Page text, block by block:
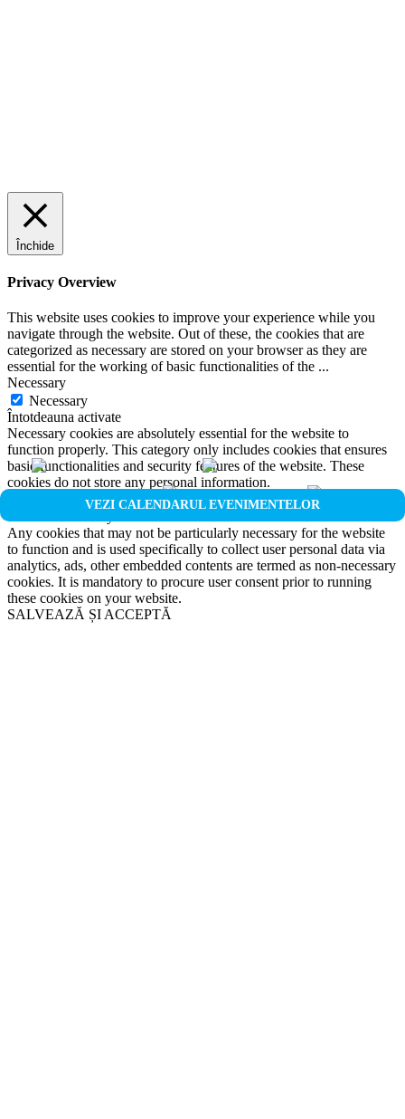
VEZI CALENDARUL EVENIMENTELOR
Închide
Privacy Overview
This website uses cookies to improve your experience while you
navigate through the website. Out of these, the cookies that are
categorized as necessary are stored on your browser as they are
essential for the working of basic functionalities of the ...
Necessary
Necessary
Întotdeauna activate
Necessary cookies are absolutely essential for the website to
function properly. This category only includes cookies that ensures
basic functionalities and security features of the website. These
cookies do not store any personal information.
Non-necessary
Any cookies that may not be particularly necessary for the website
to function and is used specifically to collect user personal data via
analytics, ads, other embedded contents are termed as non-necessary
cookies. It is mandatory to procure user consent prior to running
these cookies on your website.
SALVEAZĂ ȘI ACCEPTĂ